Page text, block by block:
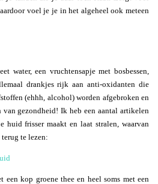
voel je je in het algeheel ook meteen
water, een vruchtensapje met bosbessen,
drankjes rijk aan anti-oxidanten die
(ehhh, alcohol) worden afgebroken en
gezondheid! Ik heb een aantal artikelen
huid frisser maakt en laat stralen, waarvan
te lezen:
kop groene thee en heel soms met een